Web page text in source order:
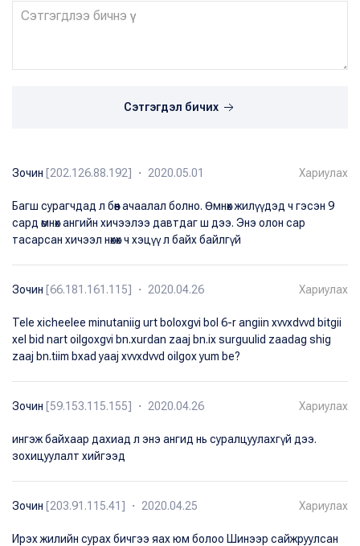
Сэтгэгдэл бичих
Зочин [202.126.88.192] ・ 2020.05.01 Хариулах
Багш сурагчдад л бөөн ачаалал болно. Өмнөх жилүүдэд ч гэсэн 9
сард өмнөх ангийн хичээлээ давтдаг ш дээ. Энэ олон сар
тасарсан хичээл нөхөх ч хэцүү л байх байлгүй
Зочин [66.181.161.115] ・ 2020.04.26 Хариулах
Tele xicheelee minutaniig urt boloxgvi bol 6-r angiin xvvxdvvd bitgii
xel bid nart oilgoxgvi bn.xurdan zaaj bn.ix surguulid zaadag shig
zaaj bn.tiim bxad yaaj xvvxdvvd oilgox yum be?
Зочин [59.153.115.155] ・ 2020.04.26 Хариулах
ингэж байхаар дахиад л энэ ангид нь суралцуулахгүй дээ.
зохицуулалт хийгээд
Зочин [203.91.115.41] ・ 2020.04.25 Хариулах
Ирэх жилийн сурах бичгээ яах юм болоо Шинээр сайжруулсан